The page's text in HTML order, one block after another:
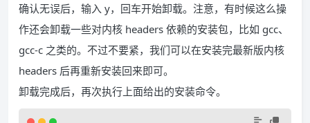
确认无误后，输入 y，回车开始卸载。注意，有时候这么操
作还会卸载一些对内核 headers 依赖的安装包，比如 gcc、
gcc-c 之类的。不过不要紧，我们可以在安装完最新版内核
headers 后再重新安装回来即可。
卸载完成后，再次执行上面给出的安装命令。